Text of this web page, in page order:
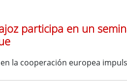
participa en un
en la cooperación europea